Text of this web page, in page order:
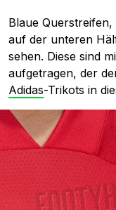
Blaue
auf der unteren
sehen. Diese sind
aufgetragen, der
Adidas-Trikots in